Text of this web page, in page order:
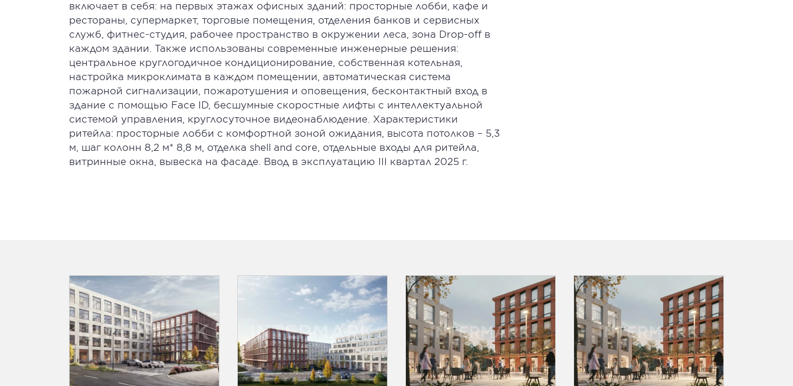
включает в себя: на первых этажах офисных зданий: просторные лобби, кафе и
рестораны, супермаркет, торговые помещения, отделения банков и сервисных
служб, фитнес-студия, рабочее пространство в окружении леса, зона Drop-off в
каждом здании. Также использованы современные инженерные решения:
центральное круглогодичное кондиционирование, собственная котельная,
настройка микроклимата в каждом помещении, автоматическая система
пожарной сигнализации, пожаротушения и оповещения, бесконтактный вход в
здание с помощью Face ID, бесшумные скоростные лифты с интеллектуальной
системой управления, круглосуточное видеонаблюдение. Характеристики
ритейла: просторные лобби с комфортной зоной ожидания, высота потолков – 5,3
м, шаг колонн 8,2 м* 8,8 м, отделка shell and core, отдельные входы для ритейла,
витринные окна, вывеска на фасаде. Ввод в эксплуатацию III квартал 2025 г.